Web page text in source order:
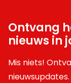
Ontvang
nieuws in
Mis niets!
nieuwsupdates.